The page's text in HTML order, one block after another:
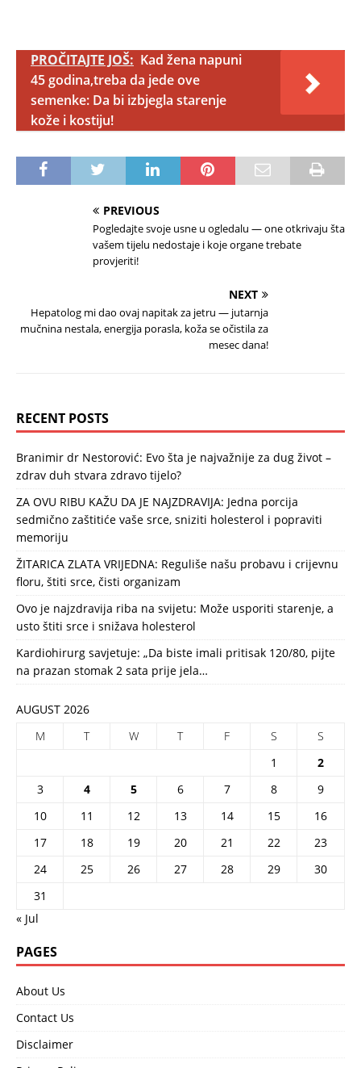
PROČITAJTE JOŠ: Kad žena napuni
45 godina,treba da jede ove
semenke: Da bi izbjegla starenje
kože i kostiju!
PREVIOUS
Pogledajte svoje usne u ogledalu — one otkrivaju šta
vašem tijelu nedostaje i koje organe trebate
provjeriti!
NEXT
Hepatolog mi dao ovaj napitak za jetru — jutarnja
mučnina nestala, energija porasla, koža se očistila za
mesec dana!
RECENT POSTS
Branimir dr Nestorović: Evo šta je najvažnije za dug život –
zdrav duh stvara zdravo tijelo?
ZA OVU RIBU KAŽU DA JE NAJZDRAVIJA: Jedna porcija
sedmično zaštitiće vaše srce, sniziti holesterol i popraviti
memoriju
ŽITARICA ZLATA VRIJEDNA: Reguliše našu probavu i crijevnu
floru, štiti srce, čisti organizam
Ovo je najzdravija riba na svijetu: Može usporiti starenje, a
usto štiti srce i snižava holesterol
Kardiohirurg savjetuje: „Da biste imali pritisak 120/80, pijte
na prazan stomak 2 sata prije jela…
AUGUST 2026
M
T W T F S
S
1
2
3
4 5 6 7 8
9
10
11 12 13 14 15
16
17
18 19 20 21 22
23
24
25 26 27 28 29
30
31
« Jul
PAGES
About Us
Contact Us
Disclaimer